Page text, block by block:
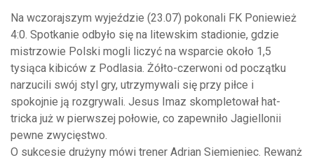
Na wczorajszym wyjeździe (23.07) pokonali FK Poniewież
4:0. Spotkanie odbyło się na litewskim stadionie, gdzie
mistrzowie Polski mogli liczyć na wsparcie około 1,5
tysiąca kibiców z Podlasia. Żółto-czerwoni od początku
narzucili swój styl gry, utrzymywali się przy piłce i
spokojnie ją rozgrywali. Jesus Imaz skompletował hat-
tricka już w pierwszej połowie, co zapewniło Jagiellonii
pewne zwycięstwo.
O sukcesie drużyny mówi trener Adrian Siemieniec. Rewanż